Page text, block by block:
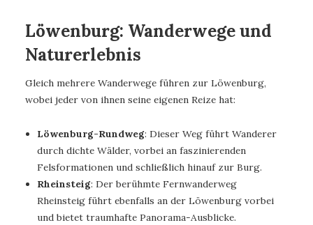
Löwenburg: Wanderwege und
Naturerlebnis
Gleich mehrere Wanderwege führen zur Löwenburg,
wobei jeder von ihnen seine eigenen Reize hat:
Löwenburg-Rundweg: Dieser Weg führt Wanderer
durch dichte Wälder, vorbei an faszinierenden
Felsformationen und schließlich hinauf zur Burg.
Rheinsteig: Der berühmte Fernwanderweg
Rheinsteig führt ebenfalls an der Löwenburg vorbei
und bietet traumhafte Panorama-Ausblicke.